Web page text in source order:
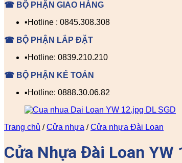
☎ BỘ PHẬN GIAO HÀNG
▪️Hotline : 0845.308.308
☎ BỘ PHẬN LẮP ĐẶT
▪️Hotline: 0839.210.210
☎ BỘ PHẬN KẾ TOÁN
▪️Hotline: 0888.30.06.82
Trang chủ / Cửa nhựa / Cửa nhựa Đài Loan
Cửa Nhựa Đài Loan YW